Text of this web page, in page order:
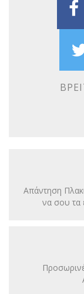
Απάντηση
να σου τα